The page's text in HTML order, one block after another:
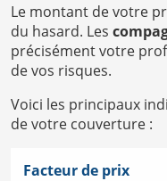
Le montant de votre
du hasard. Les
précisément votre
de vos risques.
Voici les principaux
de votre couverture :
Facteur de prix